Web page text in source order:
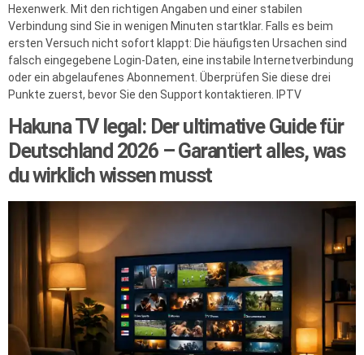
Hexenwerk. Mit den richtigen Angaben und einer stabilen
Verbindung sind Sie in wenigen Minuten startklar. Falls es beim
ersten Versuch nicht sofort klappt: Die häufigsten Ursachen sind
falsch eingegebene Login-Daten, eine instabile Internetverbindung
oder ein abgelaufenes Abonnement. Überprüfen Sie diese drei
Punkte zuerst, bevor Sie den Support kontaktieren. IPTV
Hakuna TV legal: Der ultimative Guide für
Deutschland 2026 – Garantiert alles, was
du wirklich wissen musst